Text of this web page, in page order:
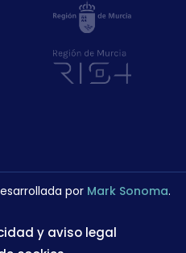
por Mark Sonoma.
y aviso legal